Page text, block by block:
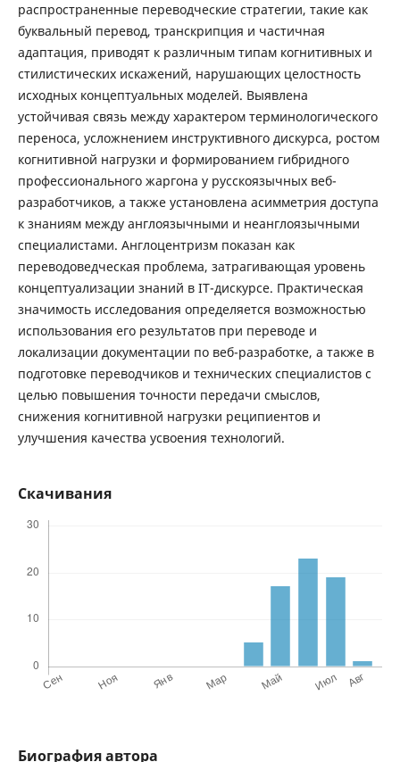
распространенные переводческие стратегии, такие как
буквальный перевод, транскрипция и частичная
адаптация, приводят к различным типам когнитивных и
стилистических искажений, нарушающих целостность
исходных концептуальных моделей. Выявлена
устойчивая связь между характером терминологического
переноса, усложнением инструктивного дискурса, ростом
когнитивной нагрузки и формированием гибридного
профессионального жаргона у русскоязычных веб-
разработчиков, а также установлена асимметрия доступа
к знаниям между англоязычными и неанглоязычными
специалистами. Англоцентризм показан как
переводоведческая проблема, затрагивающая уровень
концептуализации знаний в IT-дискурсе. Практическая
значимость исследования определяется возможностью
использования его результатов при переводе и
локализации документации по веб-разработке, а также в
подготовке переводчиков и технических специалистов с
целью повышения точности передачи смыслов,
снижения когнитивной нагрузки реципиентов и
улучшения качества усвоения технологий.
Скачивания
Биография автора